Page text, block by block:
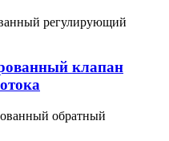
клапан